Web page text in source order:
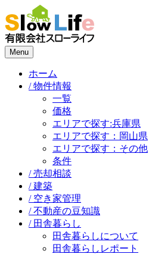
Menu
ホーム
/ 物件情報
一覧
価格
エリアで探す:兵庫県
エリアで探す：岡山県
エリアで探す：その他
条件
/ 売却相談
/ 建築
/ 空き家管理
/ 不動産の豆知識
/ 田舎暮らし
田舎暮らしについて
田舎暮らしレポート